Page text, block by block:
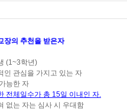
장의 추천을 받은자
(1~3학년)
관심을 가지고 있는 자
능한 자
전체일수가 총 15일 이내인 자.
없는 자는 심사 시 우대함